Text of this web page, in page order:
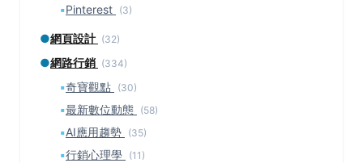
▪Pinterest (3)
●網頁設計 (32)
●網路行銷 (334)
▪奇寶觀點 (30)
▪最新數位動態 (58)
▪AI應用趨勢 (35)
▪行銷心理學 (11)